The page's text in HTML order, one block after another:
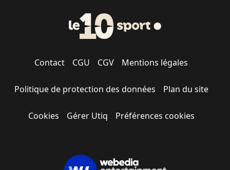
Contact CGU CGV Mentions légales
Politique de protection des données Plan du site
Cookies Gérer Utiq Préférences cookies